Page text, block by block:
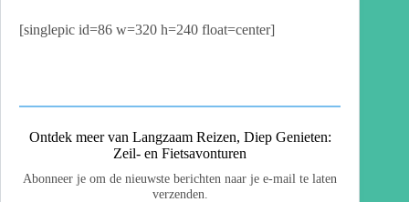
[singlepic id=86 w=320 h=240 float=center]
Ontdek meer van Langzaam Reizen, Diep Genieten:
Zeil- en Fietsavonturen
Abonneer je om de nieuwste berichten naar je e-mail te laten
verzenden.